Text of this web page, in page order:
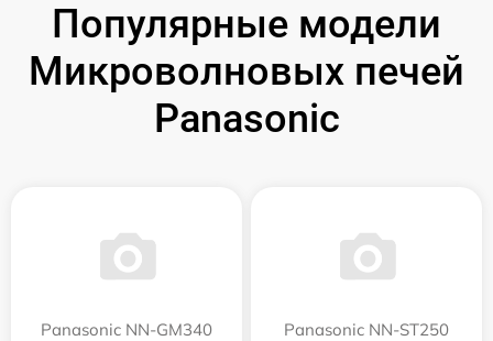
Популярные модели
Микроволновых печей
Panasonic
Panasonic NN-GM340 Panasonic NN-ST250